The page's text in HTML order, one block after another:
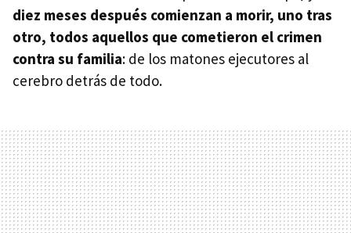
diez meses después comienzan a morir, uno tras
otro, todos aquellos que cometieron el crimen
contra su familia: de los matones ejecutores al
cerebro detrás de todo.